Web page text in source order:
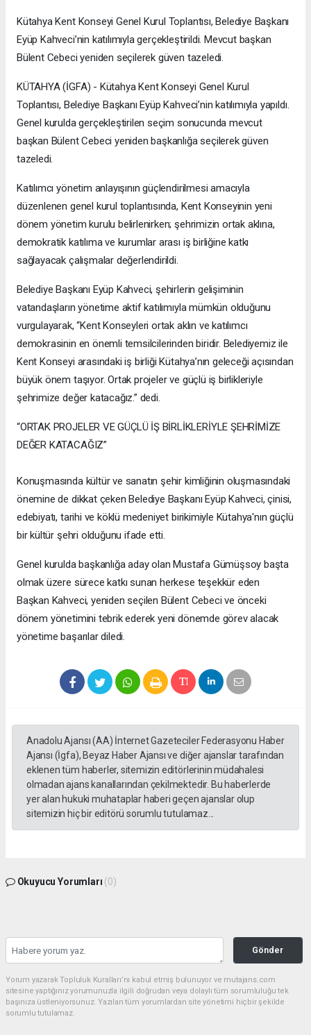
Kütahya Kent Konseyi Genel Kurul Toplantısı, Belediye Başkanı
Eyüp Kahveci’nin katılımıyla gerçekleştirildi. Mevcut başkan
Bülent Cebeci yeniden seçilerek güven tazeledi.
KÜTAHYA (İGFA) - Kütahya Kent Konseyi Genel Kurul
Toplantısı, Belediye Başkanı Eyüp Kahveci’nin katılımıyla yapıldı.
Genel kurulda gerçekleştirilen seçim sonucunda mevcut
başkan Bülent Cebeci yeniden başkanlığa seçilerek güven
tazeledi.
Katılımcı yönetim anlayışının güçlendirilmesi amacıyla
düzenlenen genel kurul toplantısında, Kent Konseyinin yeni
dönem yönetim kurulu belirlenirken; şehrimizin ortak aklına,
demokratik katılıma ve kurumlar arası iş birliğine katkı
sağlayacak çalışmalar değerlendirildi.
Belediye Başkanı Eyüp Kahveci, şehirlerin gelişiminin
vatandaşların yönetime aktif katılımıyla mümkün olduğunu
vurgulayarak, “Kent Konseyleri ortak aklın ve katılımcı
demokrasinin en önemli temsilcilerinden biridir. Belediyemiz ile
Kent Konseyi arasındaki iş birliği Kütahya’nın geleceği açısından
büyük önem taşıyor. Ortak projeler ve güçlü iş birlikleriyle
şehrimize değer katacağız.” dedi.
“ORTAK PROJELER VE GÜÇLÜ İŞ BİRLİKLERİYLE ŞEHRİMİZE
DEĞER KATACAĞIZ”
Konuşmasında kültür ve sanatın şehir kimliğinin oluşmasındaki
önemine de dikkat çeken Belediye Başkanı Eyüp Kahveci, çinisi,
edebiyatı, tarihi ve köklü medeniyet birikimiyle Kütahya'nın güçlü
bir kültür şehri olduğunu ifade etti.
Genel kurulda başkanlığa aday olan Mustafa Gümüşsoy başta
olmak üzere sürece katkı sunan herkese teşekkür eden
Başkan Kahveci, yeniden seçilen Bülent Cebeci ve önceki
dönem yönetimini tebrik ederek yeni dönemde görev alacak
yönetime başarılar diledi.
Anadolu Ajansı (AA) İnternet Gazeteciler Federasyonu Haber
Ajansı (İgfa), Beyaz Haber Ajansı ve diğer ajanslar tarafından
eklenen tüm haberler, sitemizin editörlerinin müdahalesi
olmadan ajans kanallarından çekilmektedir. Bu haberlerde
yer alan hukuki muhataplar haberi geçen ajanslar olup
sitemizin hiç bir editörü sorumlu tutulamaz...
Okuyucu Yorumları (0)
Gönder
Yorum yazarak Topluluk Kuralları’nı kabul etmiş bulunuyor ve mutajans.com
sitesine yaptığınız yorumunuzla ilgili doğrudan veya dolaylı tüm sorumluluğu tek
başınıza üstleniyorsunuz. Yazılan tüm yorumlardan site yönetimi hiçbir şekilde
sorumlu tutulamaz.